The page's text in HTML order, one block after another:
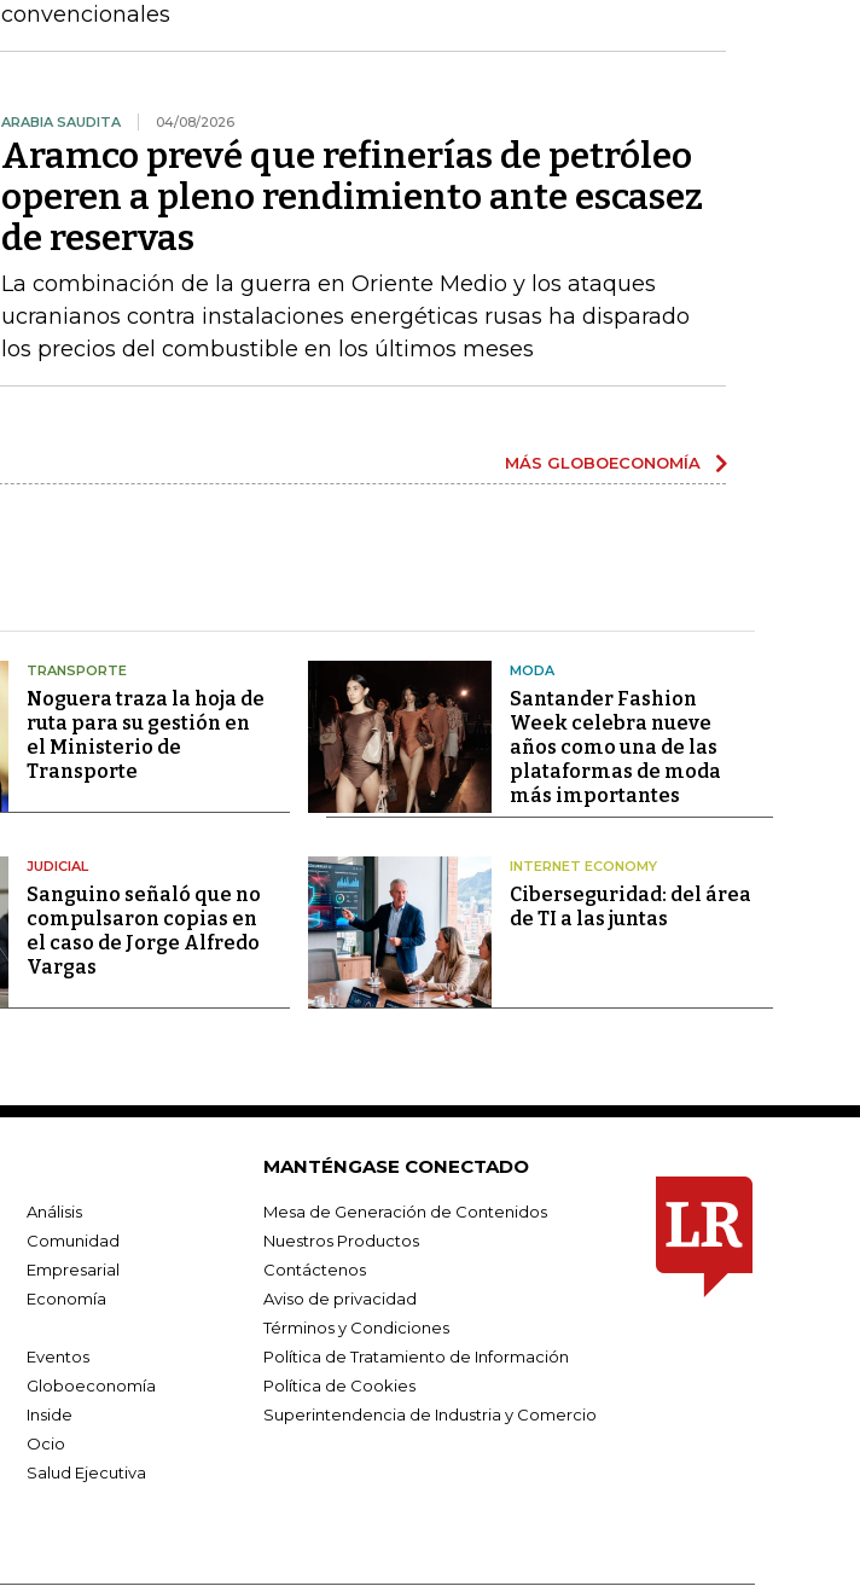
convencionales
ARABIA SAUDITA 04/08/2026
Aramco prevé que refinerías de petróleo
operen a pleno rendimiento ante escasez
de reservas
La combinación de la guerra en Oriente Medio y los ataques
ucranianos contra instalaciones energéticas rusas ha disparado
los precios del combustible en los últimos meses
MÁS GLOBOECONOMÍA
TRANSPORTE
Noguera traza la hoja de
ruta para su gestión en
el Ministerio de
Transporte
MODA
Santander Fashion
Week celebra nueve
años como una de las
plataformas de moda
más importantes
JUDICIAL
Sanguino señaló que no
compulsaron copias en
el caso de Jorge Alfredo
Vargas
INTERNET ECONOMY
Ciberseguridad: del área
de TI a las juntas
Análisis
Comunidad
Empresarial
Economía
Eventos
Globoeconomía
Inside
Ocio
Salud Ejecutiva
MANTÉNGASE CONECTADO
Mesa de Generación de Contenidos
Nuestros Productos
Contáctenos
Aviso de privacidad
Términos y Condiciones
Política de Tratamiento de Información
Política de Cookies
Superintendencia de Industria y Comercio